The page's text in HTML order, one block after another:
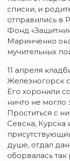
списки, и
отправились в
Фонд
Маринченко
мучительных
11 апреля
Железногорск
Его хоронили
ничто не могло
Проститься с
Севска,
душе, отдал
оборвалась так